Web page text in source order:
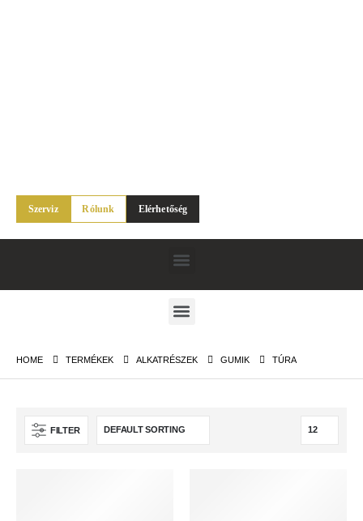
Szerviz Rólunk Elérhetőség
HOME TERMÉKEK ALKATRÉSZEK GUMIK TÚRA
FILTER